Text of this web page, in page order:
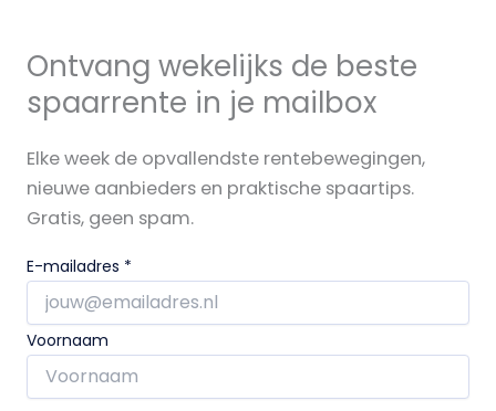
Ontvang wekelijks de beste
spaarrente in je mailbox
Elke week de opvallendste rentebewegingen,
nieuwe aanbieders en praktische spaartips.
Gratis, geen spam.
E-mailadres *
Voornaam